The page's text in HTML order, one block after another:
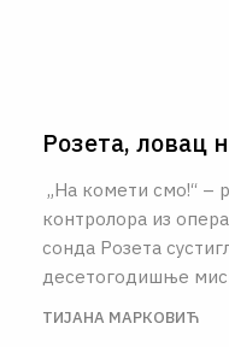
Розета, ловац
„На комети смо!“ –
контролора из
сонда Розета
десетогодишње
ТИЈАНА МАРКОВИЋ